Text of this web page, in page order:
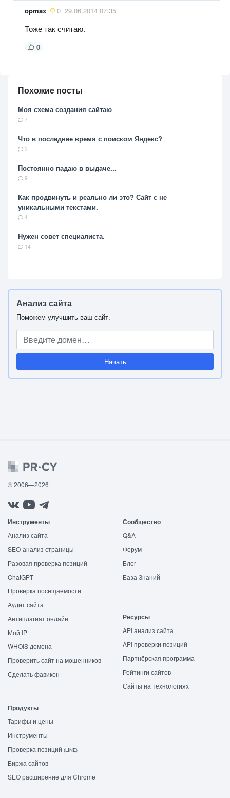
opmax 0 29.06.2014 07:35
Тоже так считаю.
0
Похожие посты
Моя схема создания сайтаю
7
Что в последнее время с поиском Яндекс?
3
Постоянно падаю в выдаче...
9
Как продвинуть и реально ли это? Сайт с не
уникальными текстами.
4
Нужен совет специалиста.
14
Анализ сайта
Поможем улучшить ваш сайт.
Начать
© 2006—2026
Инструменты
Анализ сайта
SEO-анализ страницы
Разовая проверка позиций
ChatGPT
Проверка посещаемости
Аудит сайта
Антиплагиат онлайн
Мой IP
WHOIS домена
Проверить сайт на мошенников
Сделать фавикон
Сообщество
Q&A
Форум
Блог
База Знаний
Ресурсы
API анализ сайта
API проверки позиций
Партнёрская программа
Рейтинги сайтов
Сайты на технологиях
Продукты
Тарифы и цены
Инструменты
Проверка позиций (LINE)
Биржа сайтов
SEO расширение для Chrome